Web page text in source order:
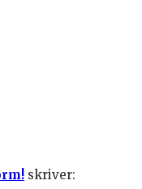
skriver: